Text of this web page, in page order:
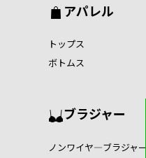
アパレル
トップス
ボトムス
ブラジャー
ノンワイヤ―ブラジャー